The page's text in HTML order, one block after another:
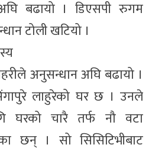
बढायो । डिएसपी रुगम
टोली खटियो ।
अनुसन्धान अघि बढायो ।
लाहुरेको घर छ । उनले
घरको चारै तर्फ नौ वटा
छन् । सो सिसिटिभीबाट